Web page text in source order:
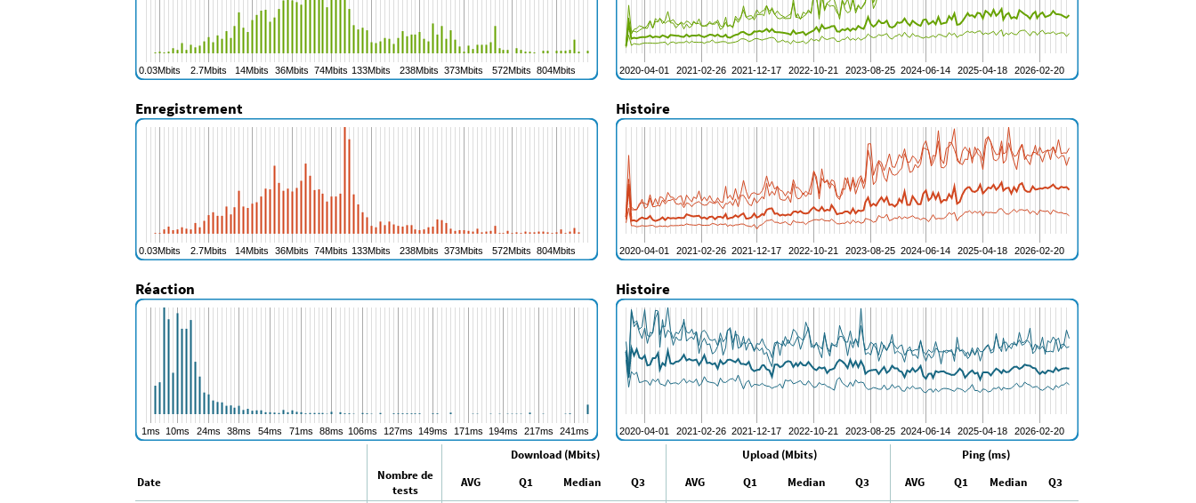
Enregistrement Histoire
Réaction Histoire
Download (Mbits) Upload (Mbits)
Ping (ms)
Date
Nombre de
tests
AVG Q1 Median Q3 AVG Q1 Median Q3 AVG Q1 Median
Q3